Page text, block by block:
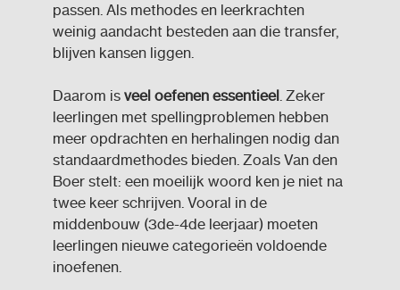
passen. Als methodes en leerkrachten
weinig aandacht besteden aan die transfer,
blijven kansen liggen.
Daarom is veel oefenen essentieel. Zeker
leerlingen met spellingproblemen hebben
meer opdrachten en herhalingen nodig dan
standaardmethodes bieden. Zoals Van den
Boer stelt: een moeilijk woord ken je niet na
twee keer schrijven. Vooral in de
middenbouw (3de-4de leerjaar) moeten
leerlingen nieuwe categorieën voldoende
inoefenen.